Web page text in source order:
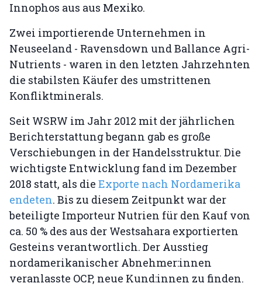
Innophos aus aus Mexiko.
Zwei importierende Unternehmen in
Neuseeland - Ravensdown und Ballance Agri-
Nutrients - waren in den letzten Jahrzehnten
die stabilsten Käufer des umstrittenen
Konfliktminerals.
Seit WSRW im Jahr 2012 mit der jährlichen
Berichterstattung begann gab es große
Verschiebungen in der Handelsstruktur. Die
wichtigste Entwicklung fand im Dezember
2018 statt, als die Exporte nach Nordamerika
endeten. Bis zu diesem Zeitpunkt war der
beteiligte Importeur Nutrien für den Kauf von
ca. 50 % des aus der Westsahara exportierten
Gesteins verantwortlich. Der Ausstieg
nordamerikanischer Abnehmer:innen
veranlasste OCP, neue Kund:innen zu finden.